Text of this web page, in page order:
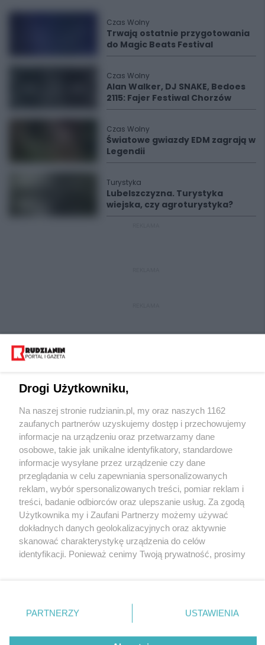
Czas Wolny
Trwają ostatnie przygotowania
do Magic Beats Festival
Czas Wolny
Alan Walker, DJ SNAKE, Bedoes
2115: Fajer Festiwal Chorzów
Czas Wolny
Światowe gwiazdy EDM zagrają w
Legendii
Turystyka
Lubelszczyzna. Turystyka
wiejska, czy agroturystyka?
Wydawca mediów lokalnych
Nie zapomnij
zapoznać się z:
polityką prywatności regulamin korzystania z portali
Twojemiasto
Piekary Śląskie
Chorzów
Tarnowskie Góry
Gliwice
Skontakuj sięz nami
Kontakt
Wydawca
Redakcja
Drogi Użytkowniku,
Na naszej stronie rudzianin.pl, my oraz naszych 1162
zaufanych partnerów uzyskujemy dostęp i przechowujemy
informacje na urządzeniu oraz przetwarzamy dane
osobowe, takie jak unikalne identyfikatory, standardowe
informacje wysyłane przez urządzenie czy dane
przeglądania w celu zapewniania spersonalizowanych
reklam, wybór spersonalizowanych treści, pomiar reklam i
treści, badanie odbiorców oraz ulepszanie usług. Za zgodą
Użytkownika my i Zaufani Partnerzy możemy używać
dokładnych danych geolokalizacyjnych oraz aktywnie
skanować charakterystykę urządzenia do celów
identyfikacji. Ponieważ cenimy Twoją prywatność, prosimy
prywatności znajdujący się w lewym dolnym rogu strony
. Niektóre rodzaje przetwarzania danych nie wymagają
zgody użytkownika, ale masz prawo sprzeciwić się
PARTNERZY USTAWIENIA